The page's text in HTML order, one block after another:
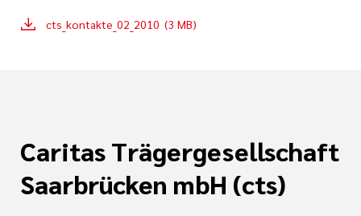
cts_kontakte_02_2010 (3 MB)
Caritas Trägergesellschaft
Saarbrücken mbH (cts)